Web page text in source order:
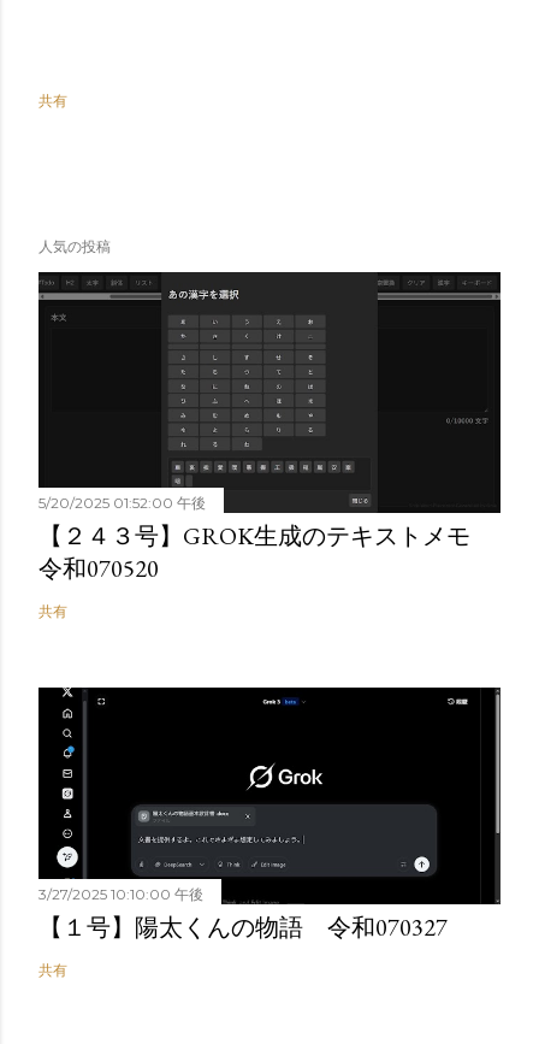
共有
人気の投稿
5/20/2025 01:52:00 午後
【２４３号】GROK生成のテキストメモ
令和070520
共有
3/27/2025 10:10:00 午後
【１号】陽太くんの物語 令和070327
共有